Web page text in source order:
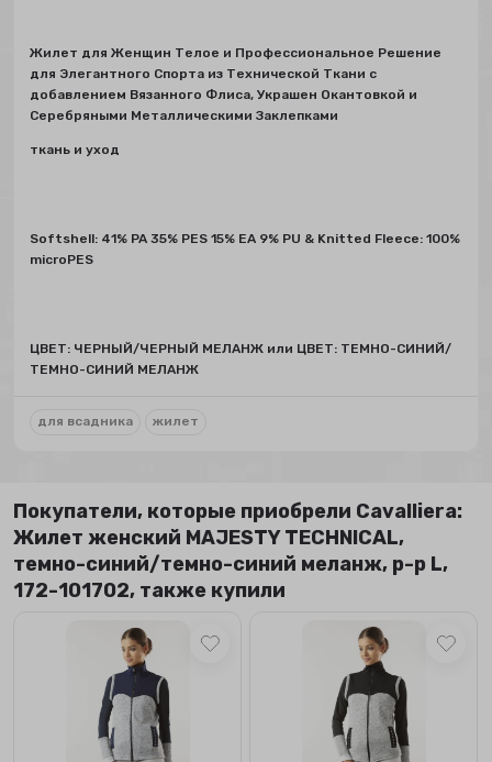
Жилет для Женщин Телое и Профессиональное Решение
для Элегантного Спорта из Технической Ткани с
добавлением Вязанного Флиса, Украшен Окантовкой и
Серебряными Металлическими Заклепками
ткань и уход
Softshell: 41% PA 35% PES 15% EA 9% PU & Knitted Fleece: 100%
microPES
ЦВЕТ: ЧЕРНЫЙ/ЧЕРНЫЙ МЕЛАНЖ или ЦВЕТ: ТЕМНО-СИНИЙ/
ТЕМНО-СИНИЙ МЕЛАНЖ
для всадника жилет
Покупатели, которые приобрели Сavalliera:
Жилет женский MAJESTY TECHNICAL,
темно-синий/темно-синий меланж, р-р L,
172-101702, также купили